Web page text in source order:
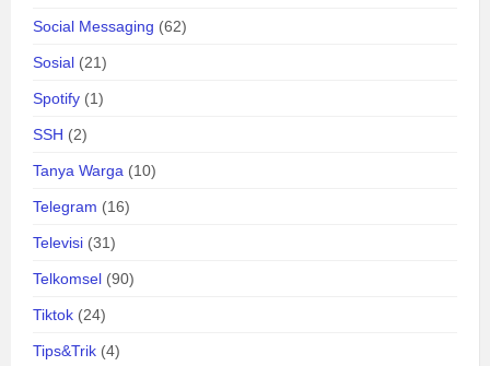
Social Messaging (62)
Sosial (21)
Spotify (1)
SSH (2)
Tanya Warga (10)
Telegram (16)
Televisi (31)
Telkomsel (90)
Tiktok (24)
Tips&Trik (4)